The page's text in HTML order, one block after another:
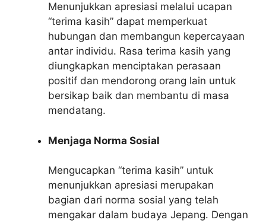
Menunjukkan apresiasi melalui ucapan
“terima kasih” dapat memperkuat
hubungan dan membangun kepercayaan
antar individu. Rasa terima kasih yang
diungkapkan menciptakan perasaan
positif dan mendorong orang lain untuk
bersikap baik dan membantu di masa
mendatang.
Menjaga Norma Sosial
Mengucapkan “terima kasih” untuk
menunjukkan apresiasi merupakan
bagian dari norma sosial yang telah
mengakar dalam budaya Jepang. Dengan